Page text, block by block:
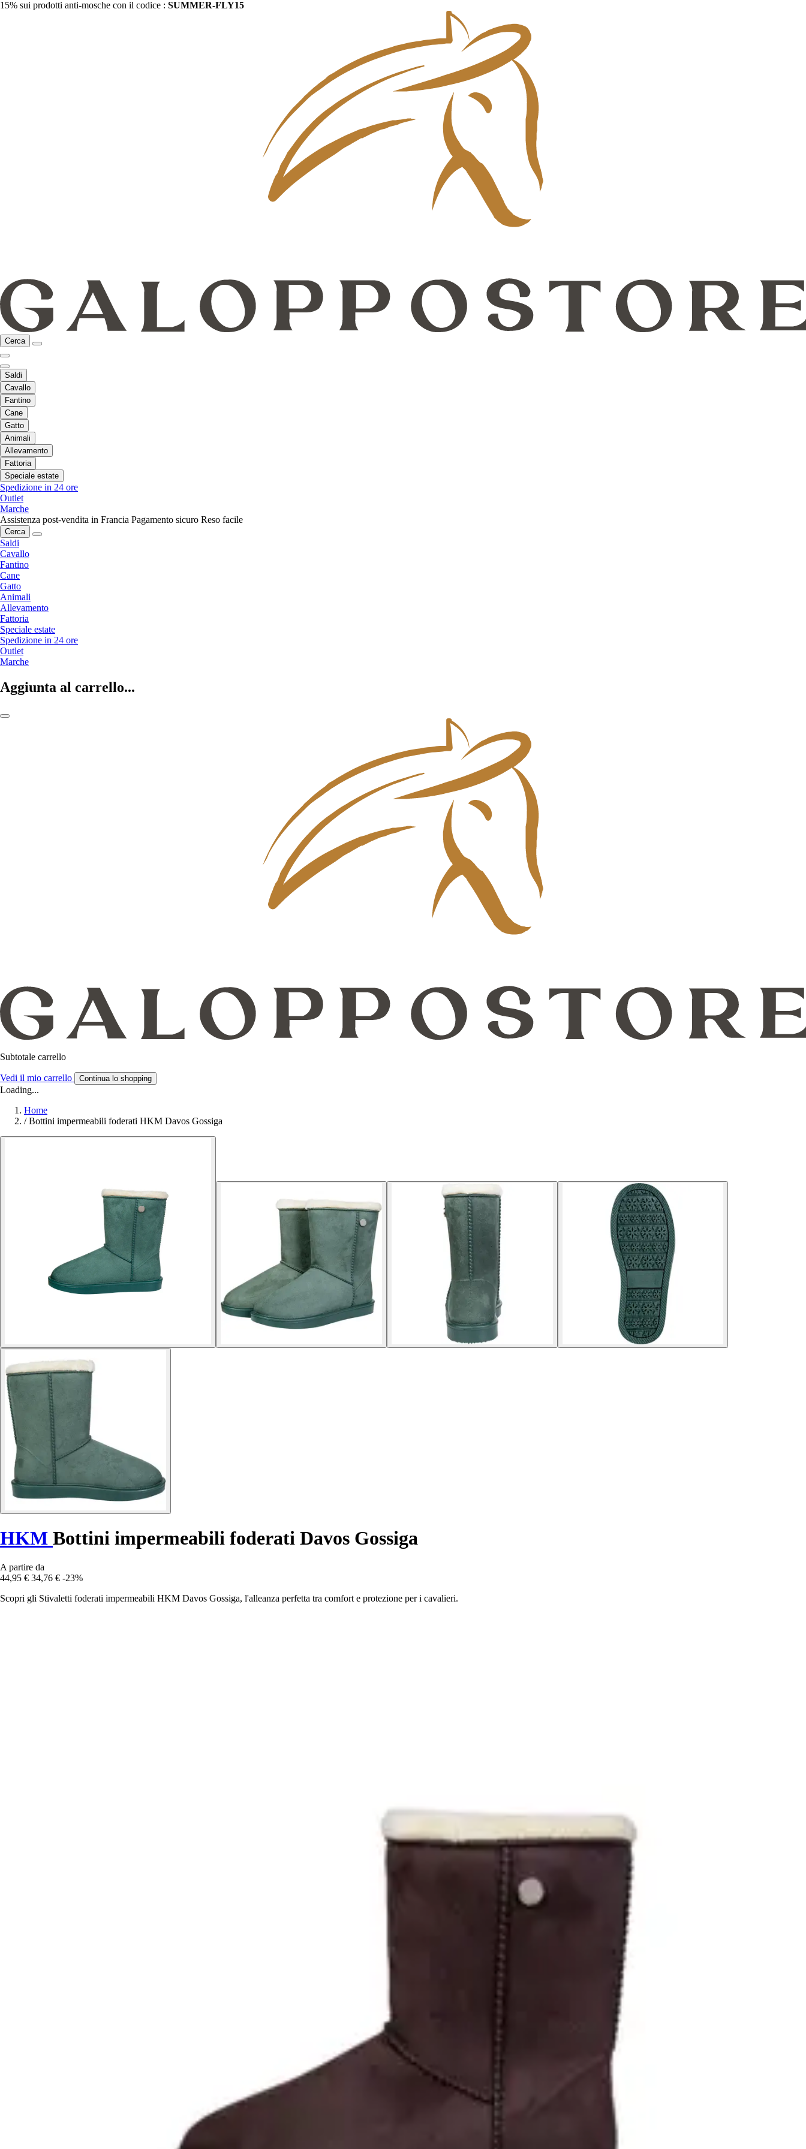
15% sui prodotti anti-mosche con il codice : SUMMER-FLY15
Cerca
Saldi
Cavallo
Fantino
Cane
Gatto
Animali
Allevamento
Fattoria
Speciale estate
Spedizione in 24 ore
Outlet
Marche
Assistenza post-vendita in Francia Pagamento sicuro Reso facile
Cerca
Saldi
Cavallo
Fantino
Cane
Gatto
Animali
Allevamento
Fattoria
Speciale estate
Spedizione in 24 ore
Outlet
Marche
Aggiunta al carrello...
Subtotale carrello
Vedi il mio carrello Continua lo shopping
Loading...
Home
/ Bottini impermeabili foderati HKM Davos Gossiga
HKM Bottini impermeabili foderati Davos Gossiga
A partire da
44,95 € 34,76 € -23%
Scopri gli Stivaletti foderati impermeabili HKM Davos Gossiga, l'alleanza perfetta tra comfort e protezione per i cavalieri.